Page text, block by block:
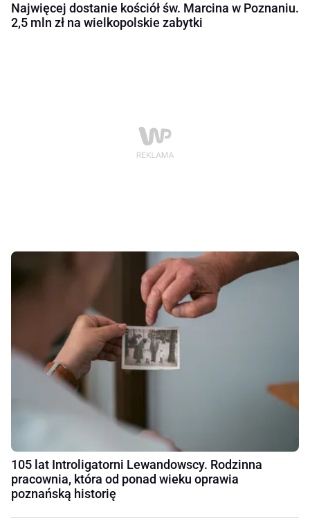
Najwięcej dostanie kościół św. Marcina w Poznaniu.
2,5 mln zł na wielkopolskie zabytki
105 lat Introligatorni Lewandowscy. Rodzinna
pracownia, która od ponad wieku oprawia
poznańską historię